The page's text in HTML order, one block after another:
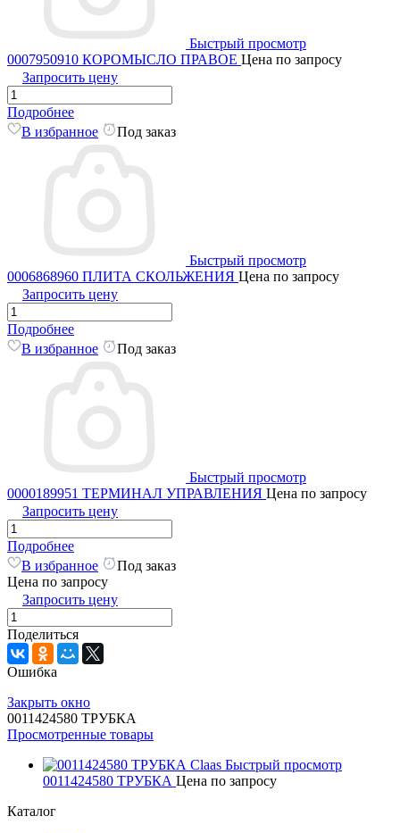
Быстрый просмотр
0007950910 КОРОМЫСЛО ПРАВОЕ Цена по запросу
Запросить цену
Подробнее
В избранное
Под заказ
Быстрый просмотр
0006868960 ПЛИТА СКОЛЬЖЕНИЯ Цена по запросу
Запросить цену
Подробнее
В избранное
Под заказ
Быстрый просмотр
0000189951 ТЕРМИНАЛ УПРАВЛЕНИЯ Цена по запросу
Запросить цену
Подробнее
В избранное
Под заказ
Цена по запросу
Запросить цену
Поделиться
Ошибка
Закрыть окно
0011424580 ТРУБКА
Просмотренные товары
Быстрый просмотр
0011424580 ТРУБКА Цена по запросу
Каталог